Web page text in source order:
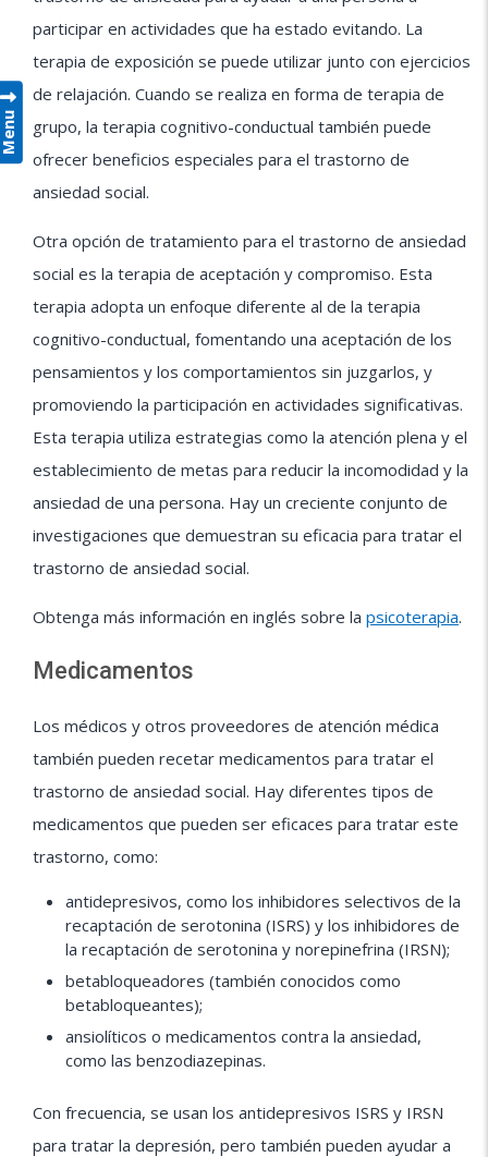
participar en actividades que ha estado evitando. La
terapia de exposición se puede utilizar junto con ejercicios
de relajación. Cuando se realiza en forma de terapia de
grupo, la terapia cognitivo-conductual también puede
ofrecer beneficios especiales para el trastorno de
ansiedad social.
Otra opción de tratamiento para el trastorno de ansiedad
social es la terapia de aceptación y compromiso. Esta
terapia adopta un enfoque diferente al de la terapia
cognitivo-conductual, fomentando una aceptación de los
pensamientos y los comportamientos sin juzgarlos, y
promoviendo la participación en actividades significativas.
Esta terapia utiliza estrategias como la atención plena y el
establecimiento de metas para reducir la incomodidad y la
ansiedad de una persona. Hay un creciente conjunto de
investigaciones que demuestran su eficacia para tratar el
trastorno de ansiedad social.
Obtenga más información en inglés sobre la psicoterapia.
Medicamentos
Los médicos y otros proveedores de atención médica
también pueden recetar medicamentos para tratar el
trastorno de ansiedad social. Hay diferentes tipos de
medicamentos que pueden ser eficaces para tratar este
trastorno, como:
antidepresivos, como los inhibidores selectivos de la
recaptación de serotonina (ISRS) y los inhibidores de
la recaptación de serotonina y norepinefrina (IRSN);
betabloqueadores (también conocidos como
betabloqueantes);
ansiolíticos o medicamentos contra la ansiedad,
como las benzodiazepinas.
Con frecuencia, se usan los antidepresivos ISRS y IRSN
para tratar la depresión, pero también pueden ayudar a